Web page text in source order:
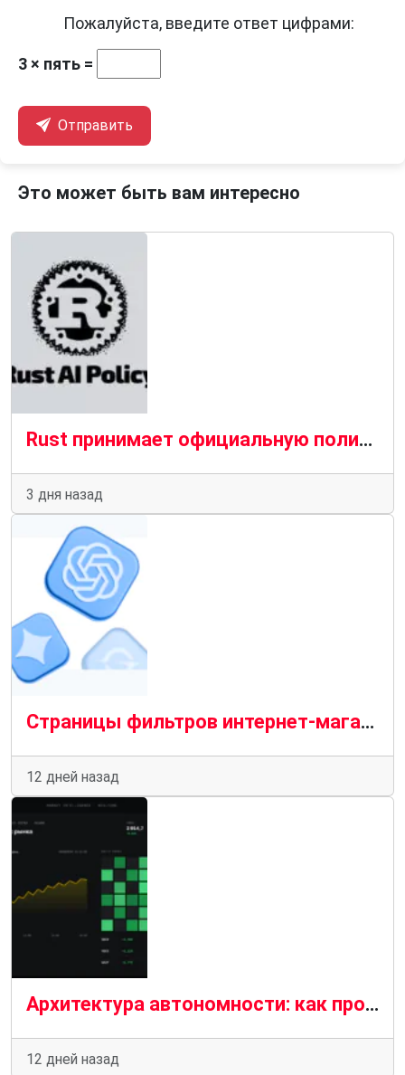
Пожалуйста, введите ответ цифрами:
3 × пять =
Отправить
Это может быть вам интересно
Rust принимает официальную политику в отношении вкладов, генерируемых искусственным интеллектом
3 дня назад
Страницы фильтров интернет-магазина: генератор бесконечных дублей или источник трафика
12 дней назад
Архитектура автономности: как проектируют AI-агентов для бизнеса
12 дней назад